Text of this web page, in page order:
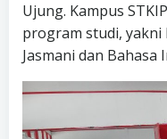
Ujung. Kampus
program studi, yakni
Jasmani dan Bahasa